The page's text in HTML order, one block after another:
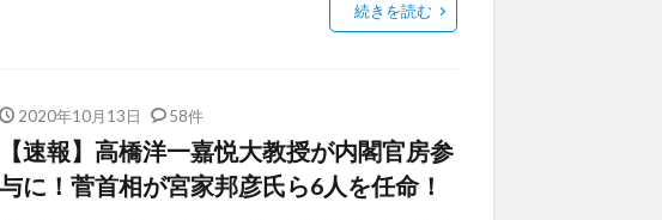
続きを読む
2020年10月13日 58件
【速報】高橋洋一嘉悦大教授が内閣官房参
与に！菅首相が宮家邦彦氏ら6人を任命！